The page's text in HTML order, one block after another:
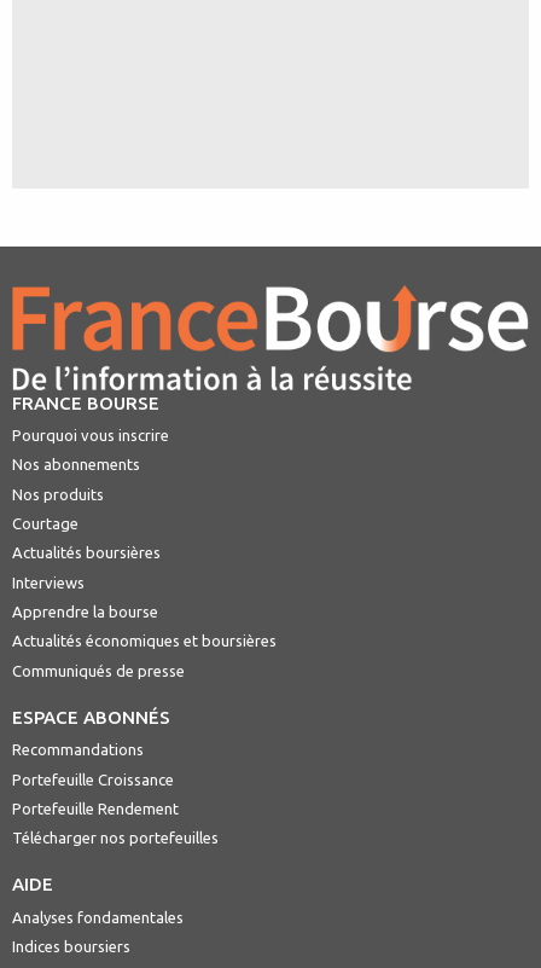
FRANCE BOURSE
Pourquoi vous inscrire
Nos abonnements
Nos produits
Courtage
Actualités boursières
Interviews
Apprendre la bourse
Actualités économiques et boursières
Communiqués de presse
ESPACE ABONNÉS
Recommandations
Portefeuille Croissance
Portefeuille Rendement
Télécharger nos portefeuilles
AIDE
Analyses fondamentales
Indices boursiers